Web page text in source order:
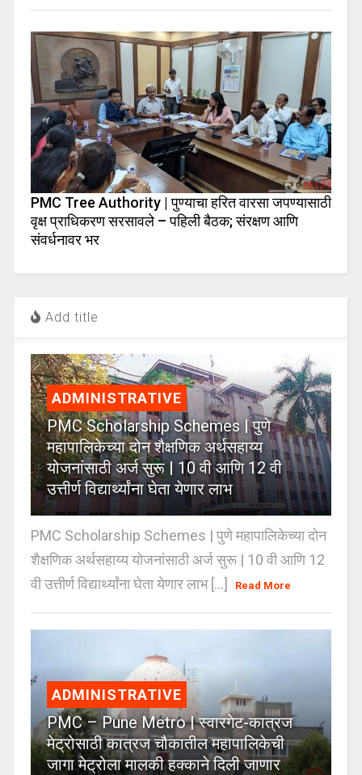
PMC Tree Authority | पुण्याचा हरित वारसा जपण्यासाठी
वृक्ष प्राधिकरण सरसावले – पहिली बैठक; संरक्षण आणि
संवर्धनावर भर
Add title
ADMINISTRATIVE
PMC Scholarship Schemes | पुणे
महापालिकेच्या दोन शैक्षणिक अर्थसहाय्य
योजनांसाठी अर्ज सुरू | 10 वी आणि 12 वी
उत्तीर्ण विद्यार्थ्यांना घेता येणार लाभ
PMC Scholarship Schemes | पुणे महापालिकेच्या दोन
शैक्षणिक अर्थसहाय्य योजनांसाठी अर्ज सुरू | 10 वी आणि 12
वी उत्तीर्ण विद्यार्थ्यांना घेता येणार लाभ [...]
Read More
ADMINISTRATIVE
PMC – Pune Metro | स्वारगेट-कात्रज
मेट्रोसाठी कात्रज चौकातील महापालिकेची
जागा मेट्रोला मालकी हक्काने दिली जाणार